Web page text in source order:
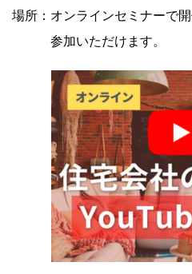
場所：オンラインセミナーで
参加いただけます。